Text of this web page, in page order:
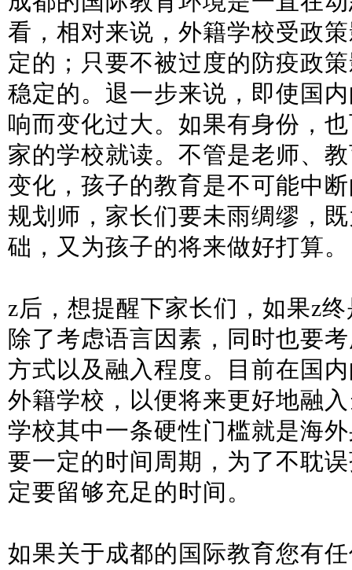
看，相对来说，外籍学校受政
定的；只要不被过度的防疫政
稳定的。退一步来说，即使国
响而变化过大。如果有身份，
家的学校就读。不管是老师、
变化，孩子的教育是不可能中
规划师，家长们要未雨绸缪，
础，又为孩子的将来做好打算。
z后，想提醒下家长们，如果z
除了考虑语言因素，同时也要
方式以及融入程度。目前在国
外籍学校，以便将来更好地融
学校其中一条硬性门槛就是海
要一定的时间周期，为了不耽
定要留够充足的时间。
如果关于成都的国际教育您有